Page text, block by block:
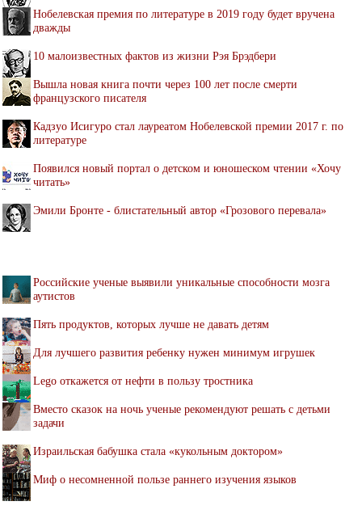
Нобелевская премия по литературе в 2019 году будет вручена
дважды
10 малоизвестных фактов из жизни Рэя Брэдбери
Вышла новая книга почти через 100 лет после смерти
французского писателя
Кадзуо Исигуро стал лауреатом Нобелевской премии 2017 г. по
литературе
Появился новый портал о детском и юношеском чтении «Хочу
читать»
Эмили Бронте - блистательный автор «Грозового перевала»
Российские ученые выявили уникальные способности мозга
аутистов
Пять продуктов, которых лучше не давать детям
Для лучшего развития ребенку нужен минимум игрушек
Lego откажется от нефти в пользу тростника
Вместо сказок на ночь ученые рекомендуют решать с детьми
задачи
Израильская бабушка стала «кукольным доктором»
Миф о несомненной пользе раннего изучения языков